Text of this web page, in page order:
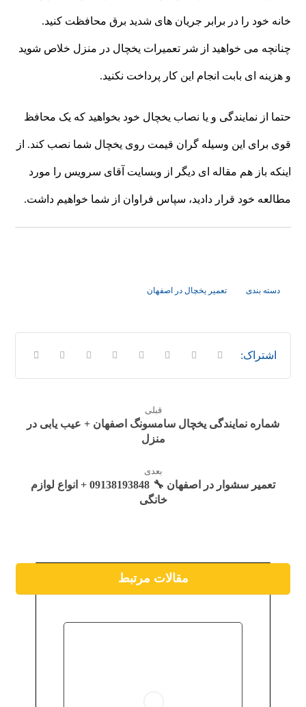
خانه خود را در برابر جریان های شدید برق محافظت کنید.
چنانچه می خواهید از شر تعمیرات یخچال در منزل خلاص شوید
و هزینه ای بابت انجام این کار پرداخت نکنید.
حتما از نمایندگی و یا نصاب یخچال خود بخواهید که یک محافظ
قوی برای این وسیله گران قیمت روی یخچال شما نصب کند. از
اینکه باز هم مقاله ای دیگر از وبسایت آقای سرویس را مورد
مطالعه خود قرار دادید، سپاس فراوان از شما خواهیم داشت.
دسته بندی تعمیر یخچال در اصفهان
قبلی
شماره نمایندگی یخچال سامسونگ اصفهان + عیب یابی در
منزل
بعدی
تعمیر سشوار در اصفهان 🔧 09138193848 + انواع لوازم
خانگی
مقالات مرتبط